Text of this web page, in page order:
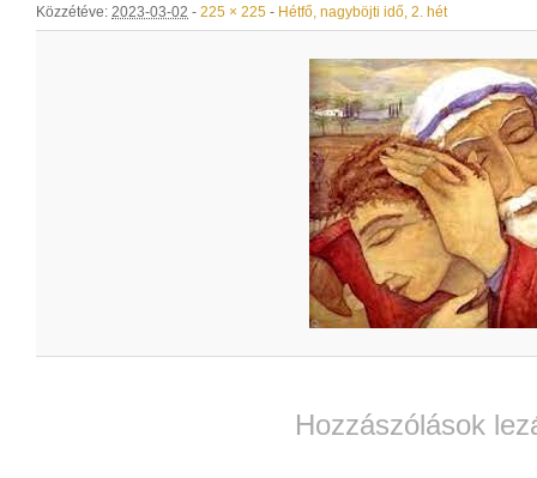
Közzétéve: 2023-03-02 - 225 × 225 - Hétfő, nagyböjti idő, 2. hét
Hozzászólások